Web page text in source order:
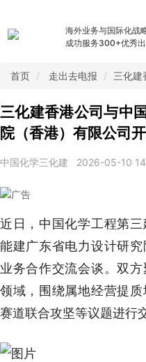
海外业务与国际化战
成功服务300+优秀
首页 走出去电报 三化建
三化建香港公司与中
院（香港）有限公司
中国化学三化建 2026-05-10
近日，中国化学工程第
能建广东省电力设计研
业务合作交流会谈。双
领域，围绕属地经营提
赛道联合攻坚等议题进行